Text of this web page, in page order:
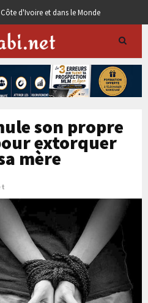
d'Ivoire et dans le Monde
son propre
extorquer
mère